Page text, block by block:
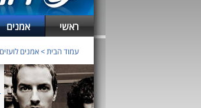
ראשי אמנים
עמוד הבית>אמנים לועזים